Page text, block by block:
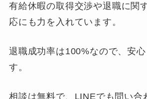
有給休暇の取得交渉や退職に関
応にも力を入れています。
退職成功率は100%なので、安
す。
相談は無料で、LINEでも問い合